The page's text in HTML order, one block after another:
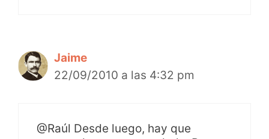
Jaime
22/09/2010 a las 4:32 pm
@Raúl Desde luego, hay que